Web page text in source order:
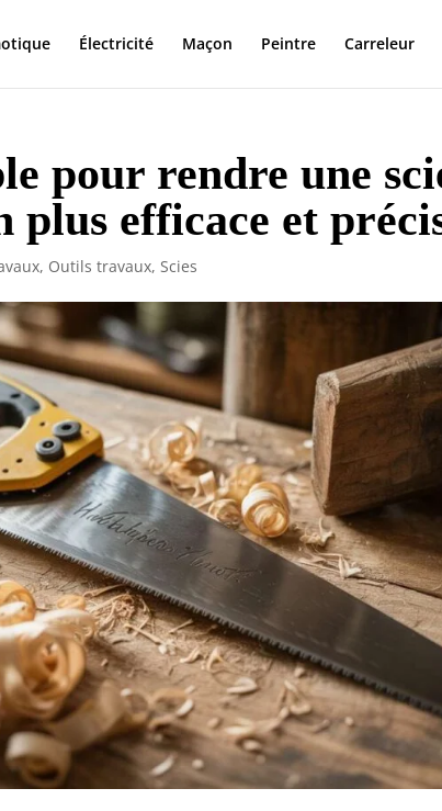
Électricité Maçon Peintre Carreleur
pour rendre une
plus efficace et
, Outils travaux,Scies